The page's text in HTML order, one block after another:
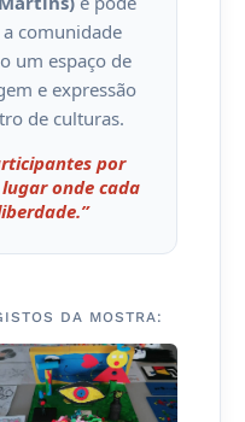
comunidade
um espaço de
e expressão
de culturas.
por
onde cada
DA MOSTRA: